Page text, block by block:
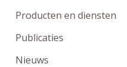
Producten en diensten
Publicaties
Nieuws